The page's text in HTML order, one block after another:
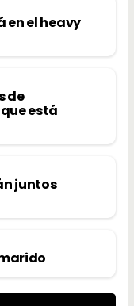
en el heavy
de
está
juntos